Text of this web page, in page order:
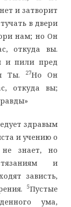
и затворит
в двери
нам; но Он
откуда вы.
и пили пред
Ты.
27Но Он
откуда вы;
здравым
и учению о
знает, но
и
зависть,
5Пустые
ума,